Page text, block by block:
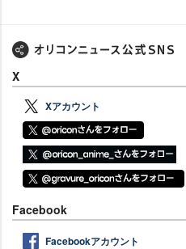
X
Xアカウント
Facebook
Facebookアカウント